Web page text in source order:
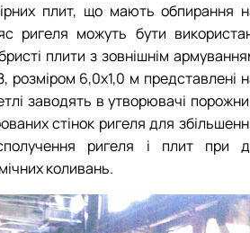
плит, що мають обпирання
ригеля можуть бути
плити з зовнішнім
розміром 6,0х1,0 м представлені
заводять в утворювачі
стінок ригеля для
ригеля і плит при
коливань.